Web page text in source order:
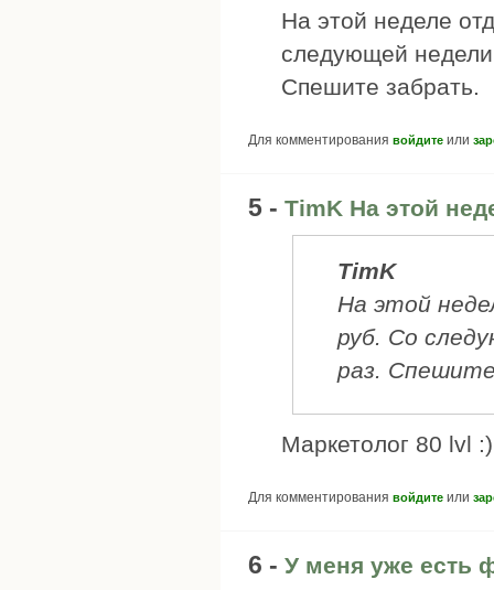
На этой неделе
следующей недели
Спешите забрать.
Для комментирования войдите или
5 - TimK На этой
TimK
На этой
руб. Со
раз.
Маркетолог 80 lvl :)
Для комментирования войдите или
6 - У меня уже есть